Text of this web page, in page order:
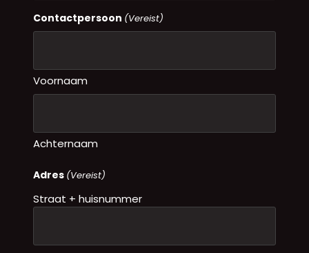
Contactpersoon (Vereist)
Voornaam
Achternaam
Adres (Vereist)
Straat + huisnummer